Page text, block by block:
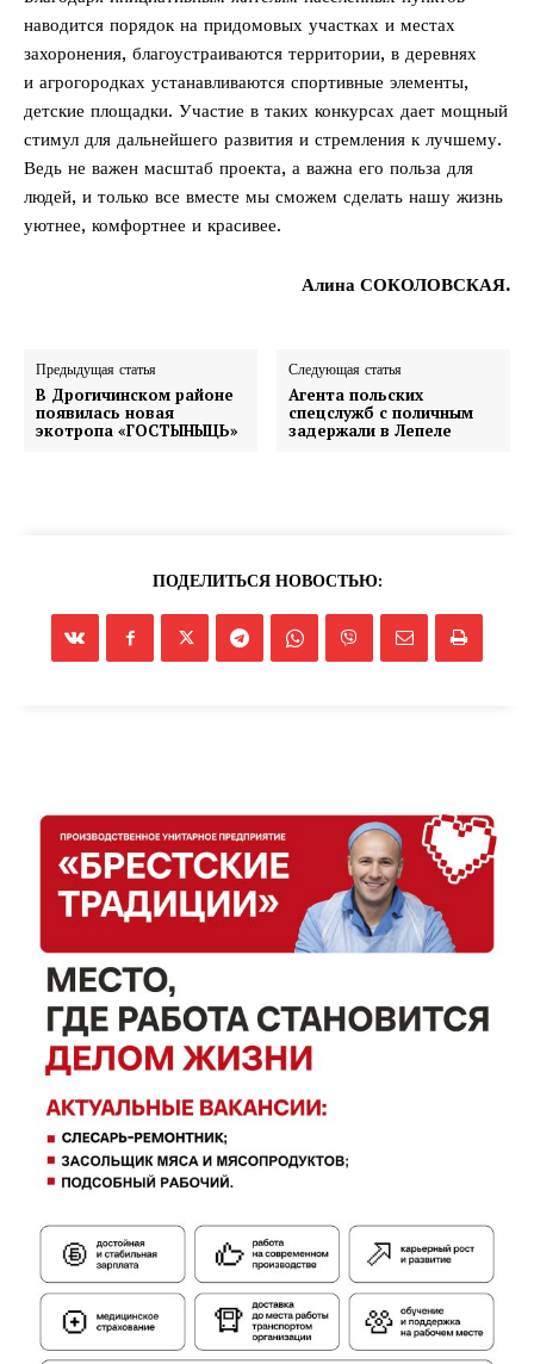
наводится порядок на придомовых участках и местах
захоронения, благоустраиваются территории, в деревнях
и агрогородках устанавливаются спортивные элементы,
детские площадки. Участие в таких конкурсах дает мощный
стимул для дальнейшего развития и стремления к лучшему.
Ведь не важен масштаб проекта, а важна его польза для
людей, и только все вместе мы сможем сделать нашу жизнь
уютнее, комфортнее и красивее.
Алина СОКОЛОВСКАЯ.
Предыдущая статья
В Дрогичинском районе
появилась новая
экотропа «ГОСТЫНЫЦЬ»
Следующая статья
Агента польских
спецслужб с поличным
задержали в Лепеле
ПОДЕЛИТЬСЯ НОВОСТЬЮ: